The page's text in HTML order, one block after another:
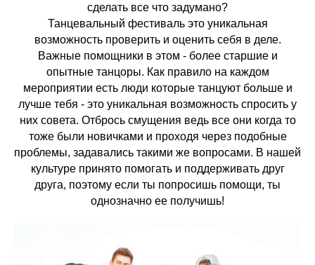
сделать все что задумано?
Танцевальный фестиваль это уникальная
возможность проверить и оценить себя в деле.
Важные помощники в этом - более старшие и
опытные танцоры. Как правило на каждом
мероприятии есть люди которые танцуют больше и
лучше тебя - это уникальная возможность спросить у
них совета. Отбрось смущения ведь все они когда то
тоже были новичками и проходя через подобные
проблемы, задавались такими же вопросами. В нашей
культуре принято помогать и поддерживать друг
друга, поэтому если ты попросишь помощи, ты
однозначно ее получишь!